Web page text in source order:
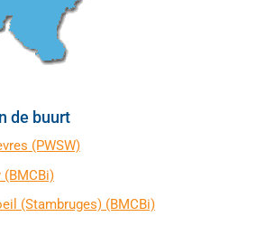
de buurt
(PWSW)
(Stambruges) (BMCBi)